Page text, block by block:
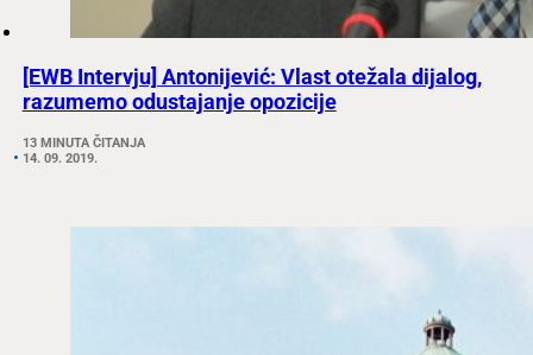
[EWB Intervju] Antonijević: Vlast otežala dijalog,
razumemo odustajanje opozicije
13 MINUTA ČITANJA
14. 09. 2019.